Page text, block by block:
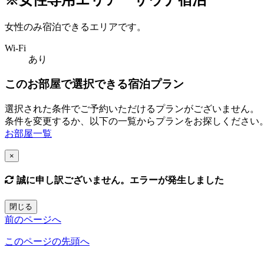
女性のみ宿泊できるエリアです。
Wi-Fi
あり
このお部屋で選択できる宿泊プラン
選択された条件でご予約いただけるプランがございません。
条件を変更するか、以下の一覧からプランをお探しください
お部屋一覧
×
誠に申し訳ございません。エラーが発生しました
閉じる
前のページへ
このページの先頭へ